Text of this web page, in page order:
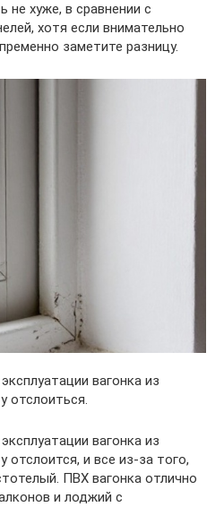
не хуже, в сравнении с
хотя если внимательно
заметите разницу.
вагонка из
отслоиться.
вагонка из
отслоится, и все из-за того,
ПВХ вагонка отлично
и лоджий с